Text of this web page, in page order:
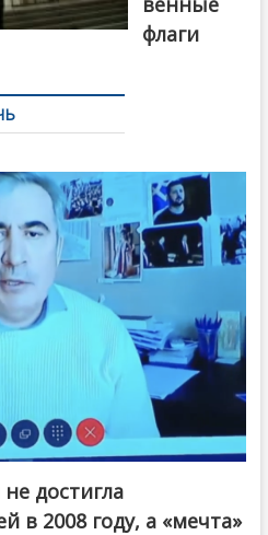
флаги
достигла
в 2008 году, а «мечта»